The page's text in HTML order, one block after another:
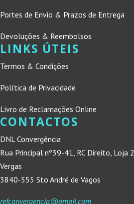
Portes de Envio & Prazos de Entrega
Devoluções & Reembolsos
LINKS ÚTEIS
Termos & Condições
Política de Privacidade
Livro de Reclamações Online
CONTACTOS
DNL Convergência
Rua Principal nº39-41, RC Direito, Loja 2
Vergas
3840-555 Sto André de Vagos
refconvergencia@gmail.com